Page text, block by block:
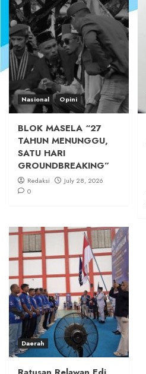
Nasional Opini
BLOK MASELA “27
TAHUN MENUNGGU,
SATU HARI
GROUNDBREAKING”
Redaksi
July 28, 2026
0
Daerah